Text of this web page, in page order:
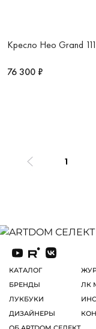
Кресло Нео Grand 111
76 300 ₽
1
КАТАЛОГ
БРЕНДЫ
ЛУКБУКИ
ДИЗАЙНЕРЫ
ЛК